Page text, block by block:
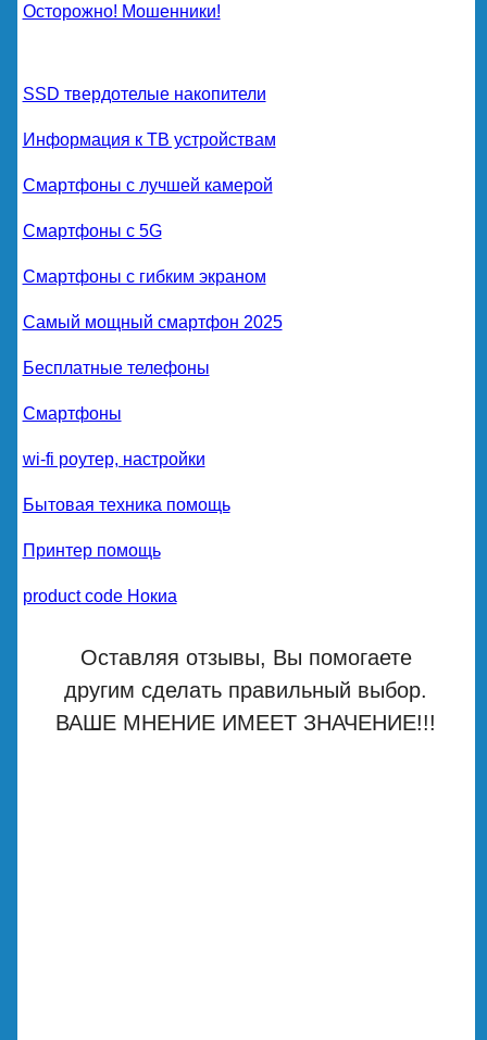
Осторожно! Мошенники!
SSD твердотелые накопители
Информация к ТВ устройствам
Смартфоны с лучшей камерой
Смартфоны с 5G
Смартфоны с гибким экраном
Самый мощный смартфон 2025
Бесплатные телефоны
Смартфоны
wi-fi роутер, настройки
Бытовая техника помощь
Принтер помощь
product code Нокиа
Оставляя отзывы, Вы помогаете
другим сделать правильный выбор.
ВАШЕ МНЕНИЕ ИМЕЕТ ЗНАЧЕНИЕ!!!